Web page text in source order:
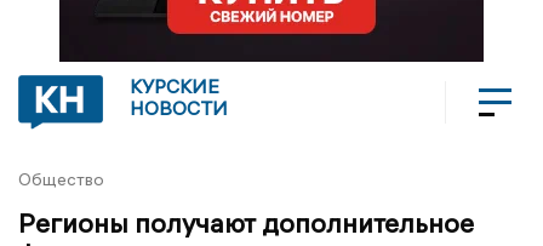
КУРСКИЕ
НОВОСТИ
Общество
Регионы получают дополнительное